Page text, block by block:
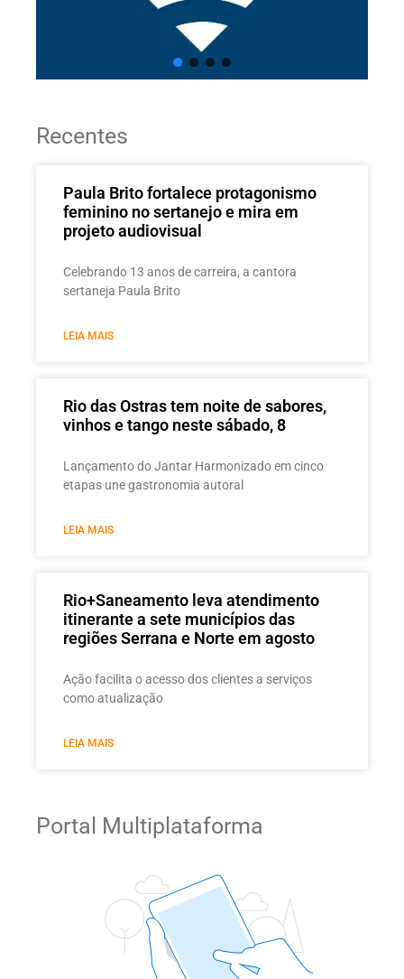
Recentes
Paula Brito fortalece protagonismo
feminino no sertanejo e mira em
projeto audiovisual
Celebrando 13 anos de carreira, a cantora
sertaneja Paula Brito
LEIA MAIS
Rio das Ostras tem noite de sabores,
vinhos e tango neste sábado, 8
Lançamento do Jantar Harmonizado em cinco
etapas une gastronomia autoral
LEIA MAIS
Rio+Saneamento leva atendimento
itinerante a sete municípios das
regiões Serrana e Norte em agosto
Ação facilita o acesso dos clientes a serviços
como atualização
LEIA MAIS
Portal Multiplataforma